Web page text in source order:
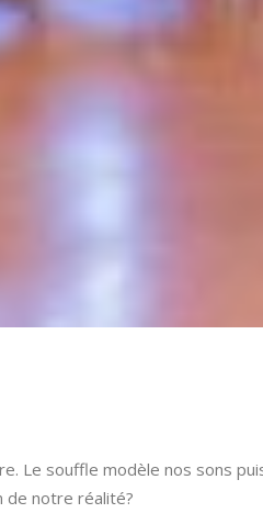
Le souffle modèle nos sons
de notre réalité?